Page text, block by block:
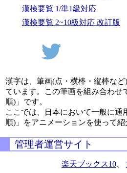
漢検要覧 1/準1級対応
漢検要覧 2~10級対応 改訂版
漢字は、筆画(点・横棒・縦棒な
ています。この筆画を組み合わせ
順)」です。
ここでは、日本において一般に通
順)」をアニメーションを使って紹
管理者運営サイト
楽天ブックス10